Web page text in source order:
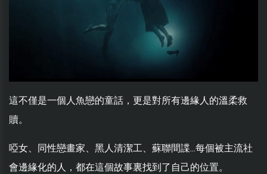
這不僅是一個人魚戀的童話，更是對所有邊緣人的溫柔救
贖。
啞女、同性戀畫家、黑人清潔工、蘇聯間諜...每個被主流社
會邊緣化的人，都在這個故事裏找到了自己的位置。